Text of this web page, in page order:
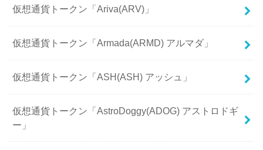
仮想通貨トークン「Ariva(ARV)」
仮想通貨トークン「Armada(ARMD) アルマダ」
仮想通貨トークン「ASH(ASH) アッシュ」
仮想通貨トークン「AstroDoggy(ADOG) アストロドギ
ー」